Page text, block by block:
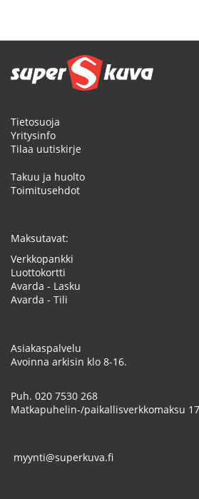
Tietosuoja
Yritysinfo
Tilaa uutiskirje
Takuu ja huolto
Toimitusehdot
Maksutavat:
Verkkopankki
Luottokortti
Avarda - Lasku
Avarda - Tili
Asiakaspalvelu
Avoinna arkisin klo 8-16.
Puh. 020 7530 268
Matkapuhelin-/paikallisverkkomaksu
myynti@superkuva.fi